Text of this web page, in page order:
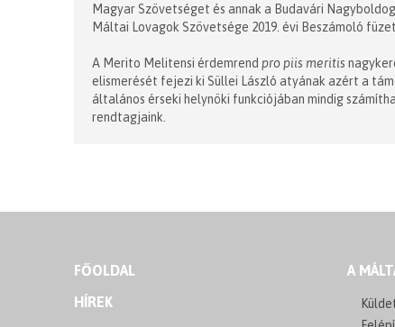
Magyar Szövetséget és annak a Budavári
Máltai Lovagok Szövetsége 2019. évi Beszámoló
A Merito Melitensi érdemrend pro piis meritis
elismerését fejezi ki Süllei László atyának azért a
általános érseki helynöki funkciójában mindig
rendtagjaink.
FŐOLDAL
HÍREK
A